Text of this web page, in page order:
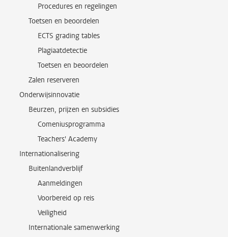
Procedures en regelingen
Toetsen en beoordelen
ECTS grading tables
Plagiaatdetectie
Toetsen en beoordelen
Zalen reserveren
Onderwijsinnovatie
Beurzen, prijzen en subsidies
Comeniusprogramma
Teachers' Academy
Internationalisering
Buitenlandverblijf
Aanmeldingen
Voorbereid op reis
Veiligheid
Internationale samenwerking